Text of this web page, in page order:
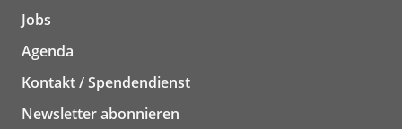
Jobs
Agenda
Kontakt / Spendendienst
Newsletter abonnieren